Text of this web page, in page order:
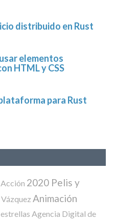
distribuido en Rust
elementos
HTML y CSS
para Rust
Acción 2020 Pelis y
Animación
Agencia Digital de